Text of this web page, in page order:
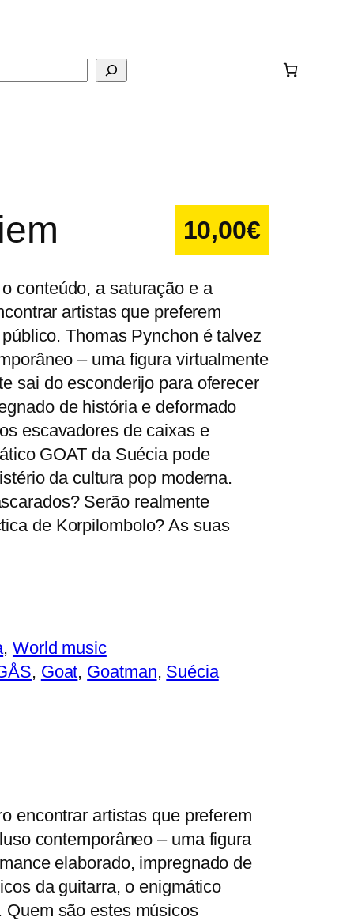
10,00€
conteúdo, a saturação e a
artistas que preferem
Thomas Pynchon é talvez
– uma figura virtualmente
sai do esconderijo para oferecer
de história e deformado
escavadores de caixas e
GOAT da Suécia pode
da cultura pop moderna.
Serão realmente
de Korpilombolo? As suas
, World music
, Goat, Goatman, Suécia
encontrar artistas que preferem
contemporâneo – uma figura
elaborado, impregnado de
da guitarra, o enigmático
Quem são estes músicos